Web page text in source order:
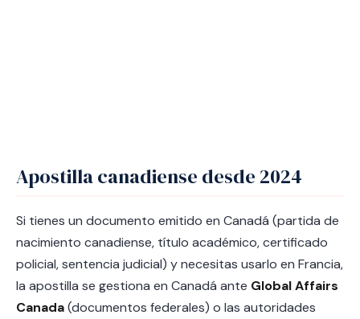
Apostilla canadiense desde 2024
Si tienes un documento emitido en Canadá (partida de
nacimiento canadiense, título académico, certificado
policial, sentencia judicial) y necesitas usarlo en Francia,
la apostilla se gestiona en Canadá ante Global Affairs
Canada(documentos federales) o las autoridades